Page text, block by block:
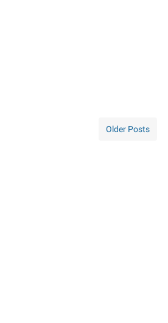
Older Posts